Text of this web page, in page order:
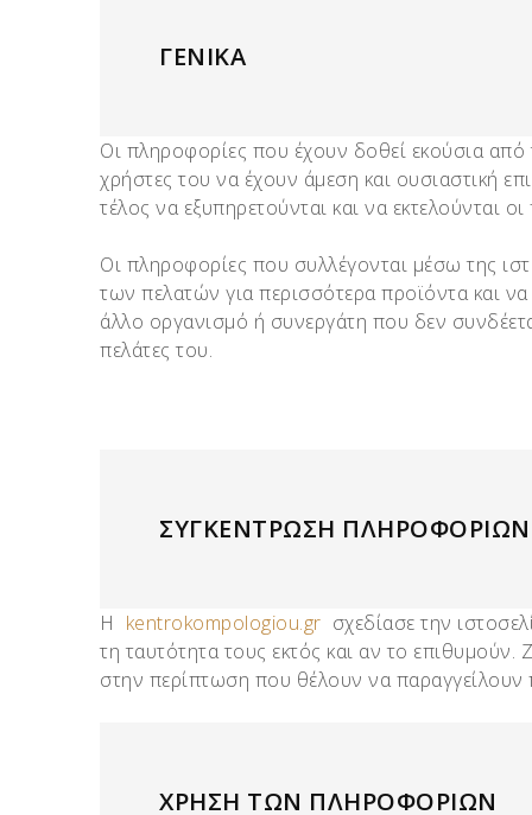
ΓΕΝΙΚΑ
Οι πληροφορίες που έχουν δοθεί εκούσια από
χρήστες του να έχουν άμεση και ουσιαστική
τέλος να εξυπηρετούνται και να εκτελούνται
Οι πληροφορίες που συλλέγονται μέσω της
των πελατών για περισσότερα προϊόντα και
άλλο οργανισμό ή συνεργάτη που δεν
πελάτες του.
ΣΥΓΚΕΝΤΡΩΣΗ ΠΛΗΡΟΦΟΡΙΩΝ
Η kentrokompologiou.gr σχεδίασε την
τη ταυτότητα τους εκτός και αν το
στην περίπτωση που θέλουν να
ΧΡΗΣΗ ΤΩΝ ΠΛΗΡΟΦΟΡΙΩΝ